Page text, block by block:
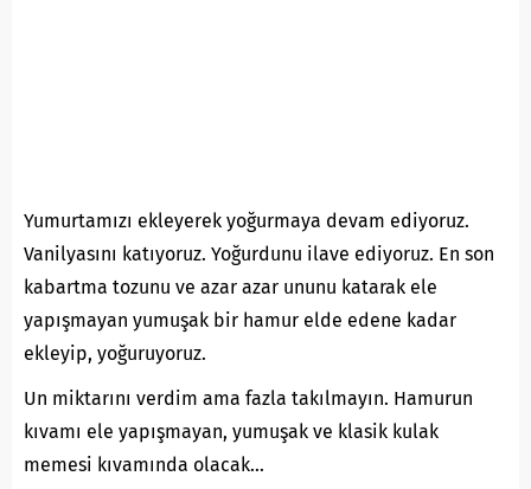
Yumurtamızı ekleyerek yoğurmaya devam ediyoruz.
Vanilyasını katıyoruz. Yoğurdunu ilave ediyoruz. En son
kabartma tozunu ve azar azar ununu katarak ele
yapışmayan yumuşak bir hamur elde edene kadar
ekleyip, yoğuruyoruz.
Un miktarını verdim ama fazla takılmayın. Hamurun
kıvamı ele yapışmayan, yumuşak ve klasik kulak
memesi kıvamında olacak…